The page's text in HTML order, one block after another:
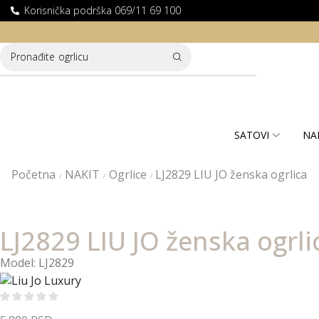
Korisnička podrška 069/11 69 100
DOSTAVA ZA KUPOVINE PREKO 10.000 RSD
Pronađite ogrlicu
SATOVI
Početna / NAKIT / Ogrlice / LJ2829 LIU JO ženska ogrlica
LJ2829 LIU JO ženska
Model: LJ2829